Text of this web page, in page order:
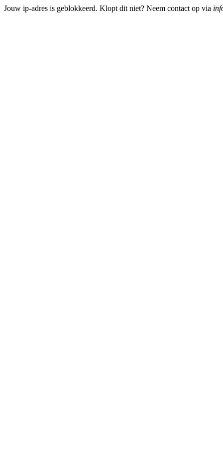
Jouw ip-adres is geblokkeerd. Klopt dit niet? Neem contact op via